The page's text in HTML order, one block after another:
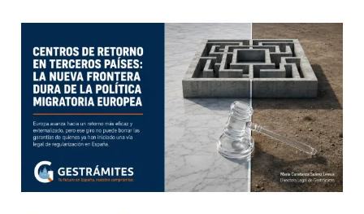
de
retorno
en
terceros
países:
nueva